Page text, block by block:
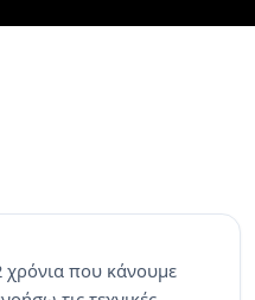
που κάνουμε